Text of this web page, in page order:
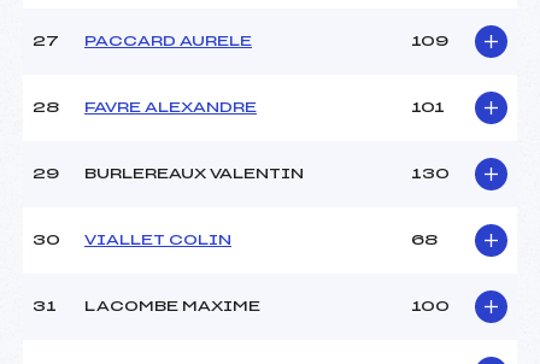
27 PACCARD AURELE 109
28 FAVRE ALEXANDRE 101
29 BURLEREAUX VALENTIN 130
30 VIALLET COLIN 68
31 LACOMBE MAXIME 100